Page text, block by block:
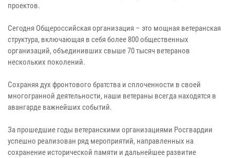
проектов.
Сегодня Общероссийская организация – это мощная ветеранская
структура, включающая в себя более 800 общественных
организаций, объединивших свыше 70 тысяч ветеранов
нескольких поколений.
Сохраняя дух фронтового братства и сплоченности в своей
многогранной деятельности, наши ветераны всегда находятся в
авангарде важнейших событий.
За прошедшие годы ветеранскими организациями Росгвардии
успешно реализован ряд мероприятий, направленных на
сохранение исторической памяти и дальнейшее развитие